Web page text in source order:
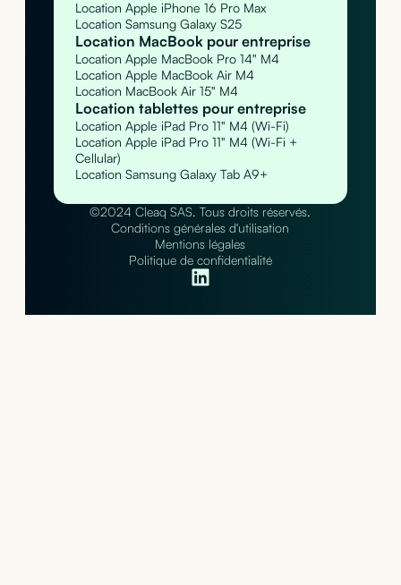
Location Apple iPhone 16 Pro Max
Location Samsung Galaxy S25
Location MacBook pour entreprise
Location Apple MacBook Pro 14" M4
Location Apple MacBook Air M4
Location MacBook Air 15" M4
Location tablettes pour entreprise
Location Apple iPad Pro 11" M4 (Wi-Fi)
Location Apple iPad Pro 11" M4 (Wi-Fi +
Cellular)
Location Samsung Galaxy Tab A9+
©2024 Cleaq SAS. Tous droits réservés.
Conditions générales d'utilisation
Mentions légales
Politique de confidentialité